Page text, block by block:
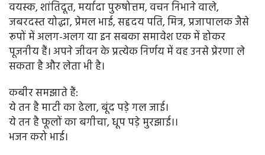
वयस्क, शांतिदूत, मर्यादा पुरुषोत्तम, वचन निभाने वाले,
जबरदस्‍त योद्धा, प्रेमल भाई, सहृदय पति, मित्र, प्रजापालक जैसे
रूपों में अलग-अलग या इन सबका समावेश एक में होकर
पूजनीय हैं। अपने जीवन के प्रत्येक निर्णय में वह उनसे प्रेरणा ले
सकता है और लेता भी है।
कबीर समझाते हैं:
ये तन है माटी का ढेला, बूंद पड़े गल जाई।
ये तन है फूलों का बगीचा, धूप पड़े मुरझाई।।
भजन करो भाई।